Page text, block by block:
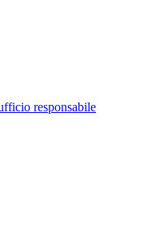
responsabile